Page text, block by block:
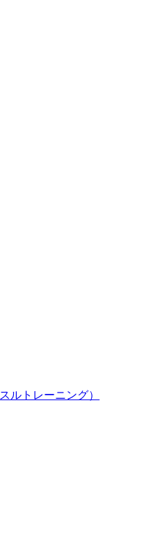
ルトレーニング）